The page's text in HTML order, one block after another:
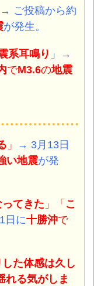
→ ご投稿から約
が発生。
系耳鳴り 」→
でM3.6の地震
」 → 3月13日
い地震が発
てきた 」「 こ
日に十勝沖で
た体感は久し
れる気がしま